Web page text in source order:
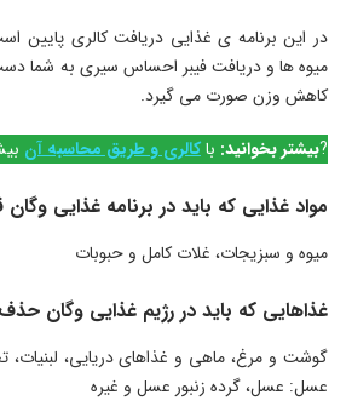
در این برنامه ی غذایی دریافت کالری پایین
میوه ها و دریافت فیبر احساس سیری به شما
کاهش وزن صورت می گیرد.
?بیشتر بخوانید: باکالری و طریق محاسبه آن
مواد غذایی که باید در برنامه غذایی وگان
میوه و سبزیجات، غلات کامل و حبوبات
غذاهایی که باید در رژیم غذایی وگان
گوشت و مرغ، ماهی و غذاهای دریایی، لبنیات،
عسل: عسل، گرده زنبور عسل و غيره